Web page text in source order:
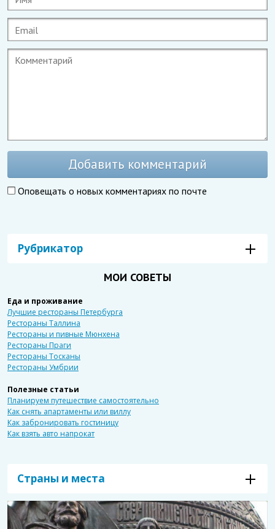
Добавить комментарий
Оповещать о новых комментариях по почте
Рубрикатор
МОИ СОВЕТЫ
Еда и проживание
Лучшие рестораны Петербурга
Рестораны Таллина
Рестораны и пивные Мюнхена
Рестораны Праги
Рестораны Тосканы
Рестораны Умбрии
Полезные статьи
Планируем путешествие самостоятельно
Как снять апартаменты или виллу
Как забронировать гостиницу
Как взять авто напрокат
Страны и места